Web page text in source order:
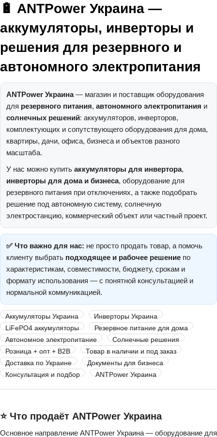
🔋 ANTPower Украина —
аккумуляторы, инверторы и
решения для резервного и
автономного электропитания
ANTPower Украина— магазин и поставщик оборудования
для резервного питания, автономного электропитания и
солнечных решений: аккумуляторов, инверторов,
комплектующих и сопутствующего оборудования для дома,
квартиры, дачи, офиса, бизнеса и объектов разного
масштаба.
У нас можно купить аккумуляторы для инвертора,
инверторы для дома и бизнеса, оборудование для
резервного питания при отключениях, а также подобрать
решение под автономную систему, солнечную
электростанцию, коммерческий объект или частный проект.
✅ Что важно для нас: не просто продать товар, а помочь
клиенту выбрать подходящее и рабочее решение по
характеристикам, совместимости, бюджету, срокам и
формату использования — с понятной консультацией и
нормальной коммуникацией.
Аккумуляторы Украина
Инверторы Украина
LiFePO4 аккумуляторы
Резервное питание для дома
Автономное электропитание
Солнечные решения
Розница + опт + B2B
Товар в наличии и под заказ
Доставка по Украине
Документы для бизнеса
Консультация и подбор
ANTPower Украина
⭐ Что продаёт ANTPower Украина
Основное направление ANTPower Украина — оборудование для